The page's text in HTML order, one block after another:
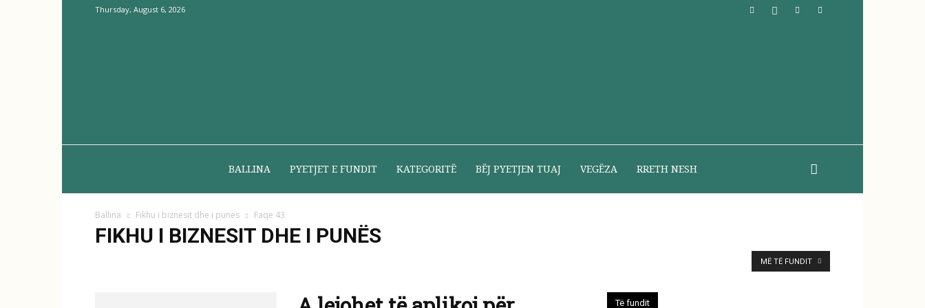
Thursday, August 6, 2026
përgjigje
BALLINA PYETJET E FUNDIT KATEGORITË BËJ PYETJEN TUAJ VEGËZA RRETH NESH
Ballina Fikhu i biznesit dhe i punës Faqe 43
FIKHU I BIZNESIT DHE I PUNËS
MË TË FUNDIT
Të fundit